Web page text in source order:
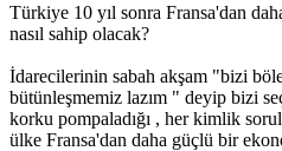
Türkiye 10 yıl sonra Fransa'dan
nasıl sahip olacak?
İdarecilerinin sabah akşam "bizi
bütünleşmemiz lazım " deyip bizi
korku pompaladığı , her kimlik
ülke Fransa'dan daha güçlü bir